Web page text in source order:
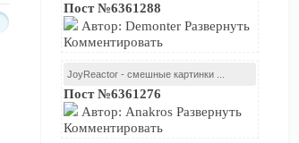
Пост №6361288
Автор: Demonter Развернуть
Комментировать
JoyReactor - смешные картинки ...
Пост №6361276
Автор: Anakros Развернуть
Комментировать